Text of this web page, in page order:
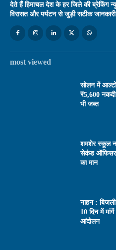
देते हैं हिमाचल देश के हर जिले की ब्रेकिंग
विरासत और पर्यटन से जुड़ी सटीक
most viewed
सोलन में
₹5,600 नकदी
भी जब्त
शमशेर स्कूल
सेकंड ऑफिसर,
का मान
नाहन :
10 दिन में
आंदोलन